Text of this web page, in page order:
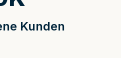
Kunden